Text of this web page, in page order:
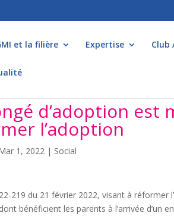
et la filière Expertise Club
d’adoption est
l’adoption
1, 2022 | Social
219 du 21 février 2022, visant à
bénéficient les parents à l’arrivée d’un